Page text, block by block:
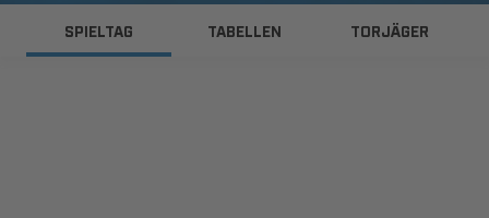
SPIELTAG TABELLEN TORJÄGER